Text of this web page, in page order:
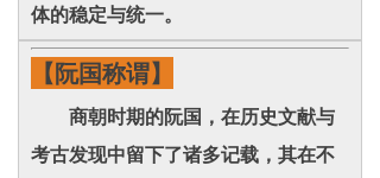
体的稳定与统一。
【阮国称谓】
商朝时期的阮国，在历史文献与
考古发现中留下了诸多记载，其在不